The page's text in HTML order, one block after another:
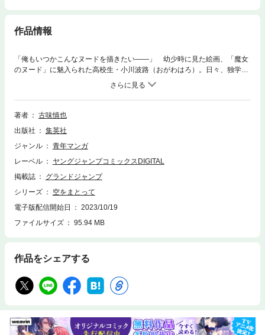
作品情報
「俺もいつかこんなヌードを描きたい――」 幼少時に見た絵画、「魔女
のヌード」に魅入られた高校生・小川波路（おがわはろ）。日々、独学で
ヌードを描く彼の前に現れたのは、「魔女のヌード」に描かれた女性に瓜
二つの美女、神生伶だった。ハロは思わず、伶にヌードモデルになってほ
しいと頼みこむが…!? 目指すはヌードで藝大合格!! 肌色の青春劇、開
幕!!
著者
古味慎也
出版社
集英社
ジャンル
青年マンガ
レーベル
ヤングジャンプコミックスDIGITAL
掲載誌
グランドジャンプ
シリーズ
空をまとって
電子版配信開始日
2023/10/19
ファイルサイズ
95.94 MB
作品をシェアする